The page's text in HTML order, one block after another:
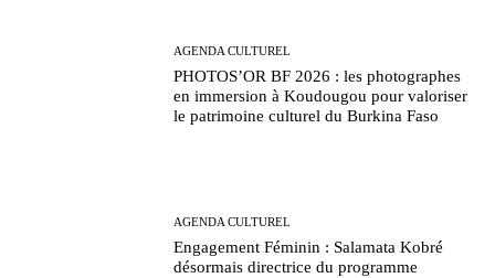
AGENDA CULTUREL
PHOTOS’OR BF 2026 : les photographes
en immersion à Koudougou pour valoriser
le patrimoine culturel du Burkina Faso
AGENDA CULTUREL
Engagement Féminin : Salamata Kobré
désormais directrice du programme